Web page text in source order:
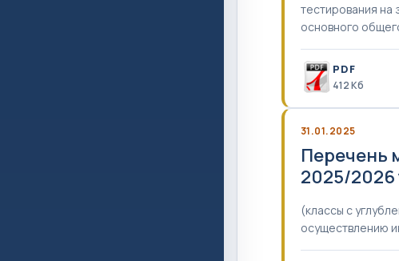
тестирования на
основного
PDF
412 Кб
31.01.2025
Перечень
2025/2026
(классы с
осуществлению